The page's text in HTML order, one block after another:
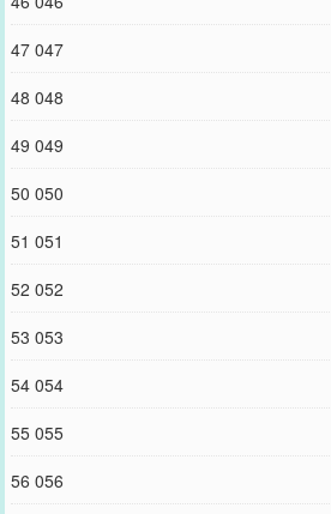
47 047
48 048
49 049
50 050
51 051
52 052
53 053
54 054
55 055
56 056